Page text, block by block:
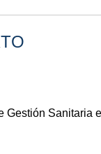
Gestión Sanitaria